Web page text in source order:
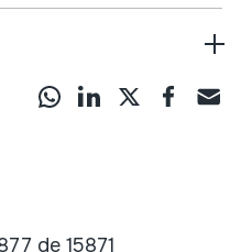
de 15871